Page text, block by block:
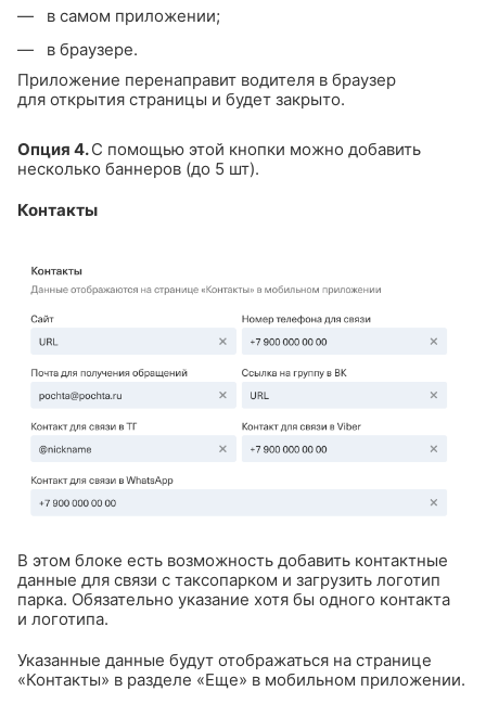
в самом приложении;
в браузере.
Приложение перенаправит водителя в браузер
для открытия страницы и будет закрыто.
Опция 4.С помощью этой кнопки можно добавить
несколько баннеров (до 5 шт).
Контакты
В этом блоке есть возможность добавить контактные
данные для связи с таксопарком и загрузить логотип
парка. Обязательно указание хотя бы одного контакта
и логотипа.
Указанные данные будут отображаться на странице
«Контакты» в разделе «Еще» в мобильном приложении.